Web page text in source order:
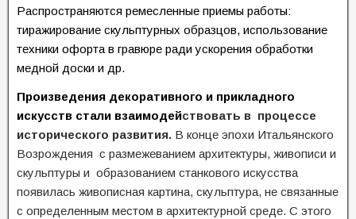
Распространяются ремесленные приемы работы:
тиражирование скульптурных образцов, использование
техники офорта в гравюре ради ускорения обработки
медной доски и др.
Произведения декоративного и прикладного
искусств стали взаимодействовать в процессе
исторического развития. В конце эпохи Итальянского
Возрождения с размежеванием архитектуры, живописи и
скульптуры и образованием станкового искусства
появилась живописная картина, скульптура, не связанные
с определенным местом в архитектурной среде. С этого